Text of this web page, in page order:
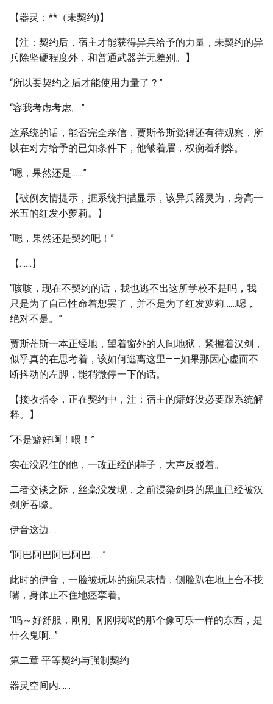
【器灵：**（未契约)】
【注：契约后，宿主才能获得异兵给予的力量，未契约的异
兵除坚硬程度外，和普通武器并无差别。】
“所以要契约之后才能使用力量了？”
“容我考虑考虑。”
这系统的话，能否完全亲信，贾斯蒂斯觉得还有待观察，所
以在对方给予的已知条件下，他皱着眉，权衡着利弊。
“嗯，果然还是……”
【破例友情提示，据系统扫描显示，该异兵器灵为，身高一
米五的红发小萝莉。】
“嗯，果然还是契约吧！”
【……】
“咳咳，现在不契约的话，我也逃不出这所学校不是吗，我
只是为了自己性命着想罢了，并不是为了红发萝莉……嗯，
绝对不是。”
贾斯蒂斯一本正经地，望着窗外的人间地狱，紧握着汉剑，
似乎真的在思考着，该如何逃离这里——如果那因心虚而不
断抖动的左脚，能稍微停一下的话。
【接收指令，正在契约中，注：宿主的癖好没必要跟系统解
释。】
“不是癖好啊！喂！”
实在没忍住的他，一改正经的样子，大声反驳着。
二者交谈之际，丝毫没发现，之前浸染剑身的黑血已经被汉
剑所吞噬。
伊音这边……
“阿巴阿巴阿巴阿巴……”
此时的伊音，一脸被玩坏的痴呆表情，侧脸趴在地上合不拢
嘴，身体止不住地痉挛着。
“呜～好舒服，刚刚…刚刚我喝的那个像可乐一样的东西，是
什么鬼啊…”
第二章 平等契约与强制契约
器灵空间内……